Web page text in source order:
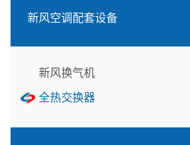
新风空调配套设备
新风换气机
全热交换器